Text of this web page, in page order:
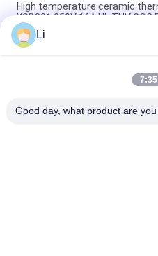
High temperature ceramic
KSD301 250V 16A UL TUV CQC
Bimetal Disc Snap Action
limited control switch H31
Snap Action Type KSD301
Li
7:35
Good day, what product are